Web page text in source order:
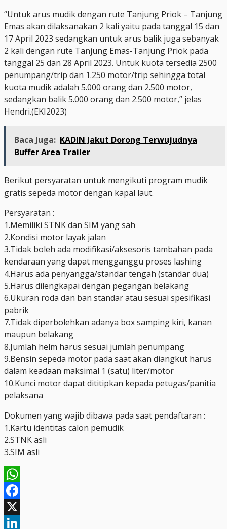
“Untuk arus mudik dengan rute Tanjung Priok – Tanjung
Emas akan dilaksanakan 2 kali yaitu pada tanggal 15 dan
17 April 2023 sedangkan untuk arus balik juga sebanyak
2 kali dengan rute Tanjung Emas-Tanjung Priok pada
tanggal 25 dan 28 April 2023. Untuk kuota tersedia 2500
penumpang/trip dan 1.250 motor/trip sehingga total
kuota mudik adalah 5.000 orang dan 2.500 motor,
sedangkan balik 5.000 orang dan 2.500 motor,” jelas
Hendri.(EKI2023)
Baca Juga: KADIN Jakut Dorong Terwujudnya
Buffer Area Trailer
Berikut persyaratan untuk mengikuti program mudik
gratis sepeda motor dengan kapal laut.
Persyaratan :
1.Memiliki STNK dan SIM yang sah
2.Kondisi motor layak jalan
3.Tidak boleh ada modifikasi/aksesoris tambahan pada
kendaraan yang dapat mengganggu proses lashing
4.Harus ada penyangga/standar tengah (standar dua)
5.Harus dilengkapai dengan pegangan belakang
6.Ukuran roda dan ban standar atau sesuai spesifikasi
pabrik
7.Tidak diperbolehkan adanya box samping kiri, kanan
maupun belakang
8.Jumlah helm harus sesuai jumlah penumpang
9.Bensin sepeda motor pada saat akan diangkut harus
dalam keadaan maksimal 1 (satu) liter/motor
10.Kunci motor dapat dititipkan kepada petugas/panitia
pelaksana
Dokumen yang wajib dibawa pada saat pendaftaran :
1.Kartu identitas calon pemudik
2.STNK asli
3.SIM asli
WhatsApp
Facebook
X